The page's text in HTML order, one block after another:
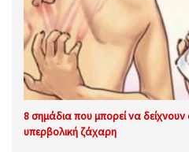
8 σημάδια που μπορεί να
υπερβολική ζάχαρη